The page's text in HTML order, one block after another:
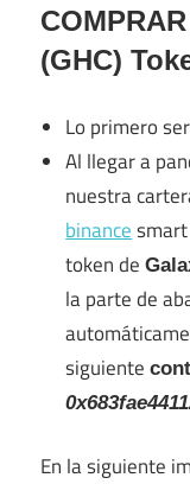
(GHC)
Lo primero
Al llegar a
nuestra
binance
token de
la parte de
siguiente
En la siguiente